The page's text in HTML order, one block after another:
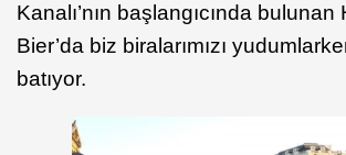
Kanalı’nın başlangıcında
Bier’da biz biralarımızı
batıyor.